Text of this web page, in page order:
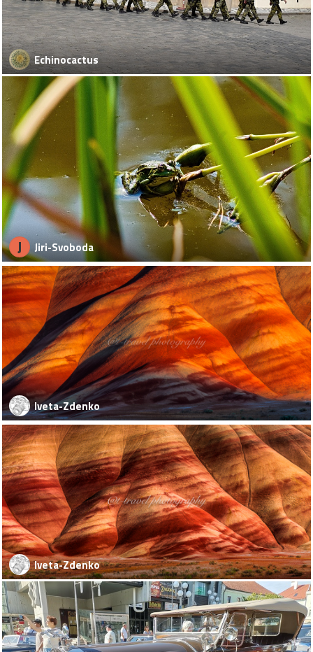
Echinocactus
J Jiri-Svoboda
Iveta-Zdenko
Iveta-Zdenko